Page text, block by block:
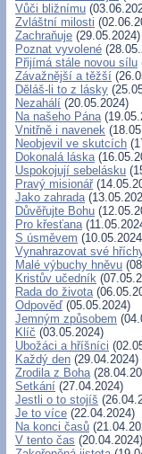
Vůči bližnímu
Zvláštní milosti
Zachraňuje (29.05.2024)
Poznat vyvolené
Přijímá stále novou sílu
Závažnější a těžší
Děláš-li to z lásky
Nezahálí (20.05.2024)
Na našeho Pána
Vnitřně i navenek
Neobjevil ve skutcích
Dokonalá láska
Uspokojují sebelásku
Pravý misionář
Jako zahrada
Důvěřujte Bohu
Pro křesťana
S úsměvem
Vynahrazovat své
Malé výbuchy hněvu
Kristův učedník
Rada do života
Odpověď (05.05.2024)
Jemným způsobem
Klíč (03.05.2024)
Ubožáci a hříšníci
Každý den (29.04.2024)
Zrodila z Boha
Setkání (27.04.2024)
Jestli o to stojíš
Je to více (22.04.2024)
Na konci časů
V tento čas (20.04.2024)